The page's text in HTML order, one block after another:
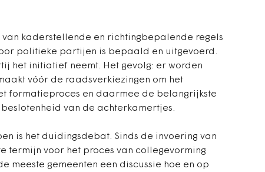
van kaderstellende en richtingbepalende regels
politieke partijen is bepaald en uitgevoerd.
het initiatief neemt. Het gevolg: er worden
vóór de raadsverkiezingen om het
formatieproces en daarmee de belangrijkste
van de achterkamertjes.
is het duidingsdebat. Sinds de invoering van
termijn voor het proces van collegevorming
meeste gemeenten een discussie hoe en op